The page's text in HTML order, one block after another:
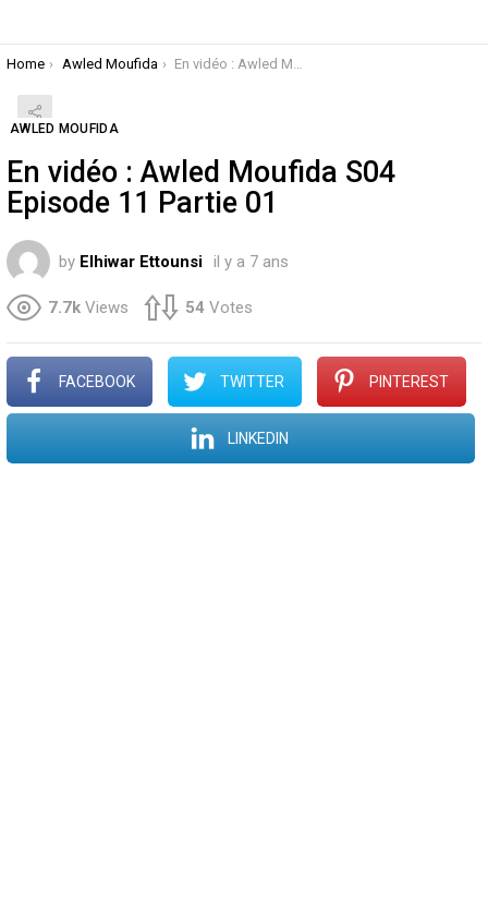
You are here:
Home Awled Moufida En vidéo : Awled Moufida S04 Episode 11 Partie 01
AWLED MOUFIDA
En vidéo : Awled Moufida S04
Episode 11 Partie 01
by Elhiwar Ettounsi il y a 7 ans
7.7k Views 54 Votes
FACEBOOK TWITTER PINTEREST
LINKEDIN